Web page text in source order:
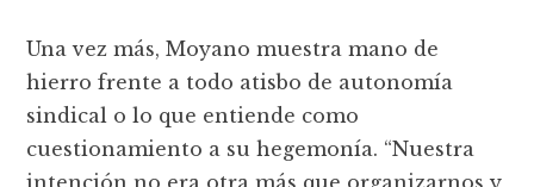
Una vez más, Moyano muestra mano de
hierro frente a todo atisbo de autonomía
sindical o lo que entiende como
cuestionamiento a su hegemonía. “Nuestra